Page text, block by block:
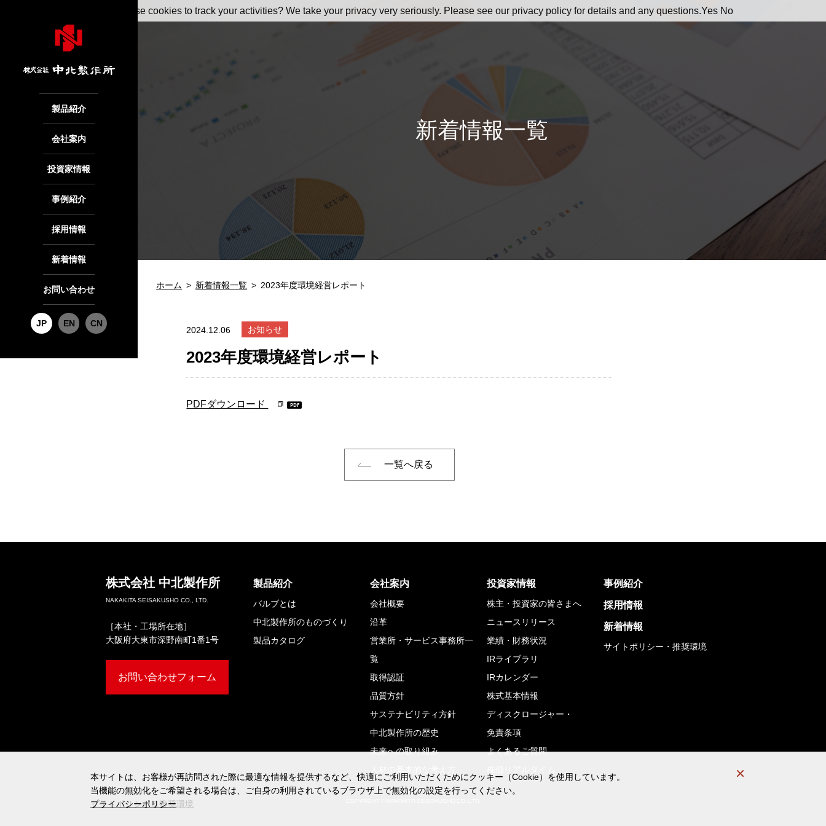
製品紹介
会社案内
投資家情報
事例紹介
採用情報
新着情報
お問い合わせ
JP EN CN
本サイトは、お客様が再訪問された際に最適な情報を提供するなど、快適にご利用いただくためにクッキー（Cookie）を使用しています。
当機能の無効化をご希望される場合は、ご自身の利用されているブラウザ上で無効化の設定を行ってください。
サイトポリシー＆推奨環境
新着情報一覧
ホーム 新着情報一覧 2023年度環境経営レポート
2024.12.06 お知らせ
2023年度環境経営レポート
PDFダウンロード
一覧へ戻る
本サイトは、お客様が再訪問された際に最適な情報を提供するなど、快適にご利用いただくためにクッキー（Cookie）を使用しています。
当機能の無効化をご希望される場合は、ご自身の利用されているブラウザ上で無効化の設定を行ってください。
プライバシーポリシー
株式会社 中北製作所
NAKAKITA SEISAKUSHO CO., LTD.
［本社・工場所在地］
大阪府大東市深野南町1番1号
お問い合わせフォーム
製品紹介
バルブとは
中北製作所のものづくり
製品カタログ
会社案内
会社概要
沿革
営業所・サービス事務所一
覧
取得認証
品質方針
サステナビリティ方針
中北製作所の歴史
未来への取り組み
投資家情報
株主・投資家の皆さまへ
ニュースリリース
業績・財務状況
IRライブラリ
IRカレンダー
株式基本情報
ディスクロージャー・
免責条項
よくあるご質問
事例紹介
採用情報
新着情報
サイトポリシー・推奨環境
May we use cookies to track your activities? We take your privacy very seriously. Please see our privacy policy for details and any questions.Yes No